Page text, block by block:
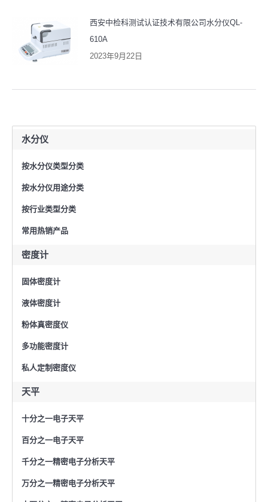
西安中检科测试认证技术有限公司水分仪QL-
610A
2023年9月22日
水分仪
按水分仪类型分类
按水分仪用途分类
按行业类型分类
常用热销产品
密度计
固体密度计
液体密度计
粉体真密度仪
多功能密度计
私人定制密度仪
天平
十分之一电子天平
百分之一电子天平
千分之一精密电子分析天平
万分之一精密电子分析天平